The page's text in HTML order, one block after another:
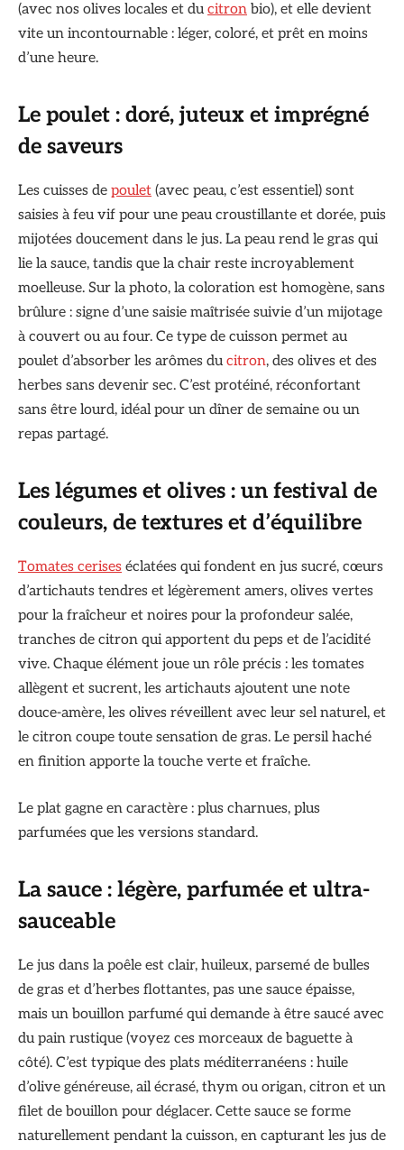
(avec nos olives locales et du citron bio), et elle devient
vite un incontournable : léger, coloré, et prêt en moins
d’une heure.
Le poulet : doré, juteux et imprégné
de saveurs
Les cuisses de poulet (avec peau, c’est essentiel) sont
saisies à feu vif pour une peau croustillante et dorée, puis
mijotées doucement dans le jus. La peau rend le gras qui
lie la sauce, tandis que la chair reste incroyablement
moelleuse. Sur la photo, la coloration est homogène, sans
brûlure : signe d’une saisie maîtrisée suivie d’un mijotage
à couvert ou au four. Ce type de cuisson permet au
poulet d’absorber les arômes du citron, des olives et des
herbes sans devenir sec. C’est protéiné, réconfortant
sans être lourd, idéal pour un dîner de semaine ou un
repas partagé.
Les légumes et olives : un festival de
couleurs, de textures et d’équilibre
Tomates cerises éclatées qui fondent en jus sucré, cœurs
d’artichauts tendres et légèrement amers, olives vertes
pour la fraîcheur et noires pour la profondeur salée,
tranches de citron qui apportent du peps et de l’acidité
vive. Chaque élément joue un rôle précis : les tomates
allègent et sucrent, les artichauts ajoutent une note
douce-amère, les olives réveillent avec leur sel naturel, et
le citron coupe toute sensation de gras. Le persil haché
en finition apporte la touche verte et fraîche.
Le plat gagne en caractère : plus charnues, plus
parfumées que les versions standard.
La sauce : légère, parfumée et ultra-
sauceable
Le jus dans la poêle est clair, huileux, parsemé de bulles
de gras et d’herbes flottantes, pas une sauce épaisse,
mais un bouillon parfumé qui demande à être saucé avec
du pain rustique (voyez ces morceaux de baguette à
côté). C’est typique des plats méditerranéens : huile
d’olive généreuse, ail écrasé, thym ou origan, citron et un
filet de bouillon pour déglacer. Cette sauce se forme
naturellement pendant la cuisson, en capturant les jus de